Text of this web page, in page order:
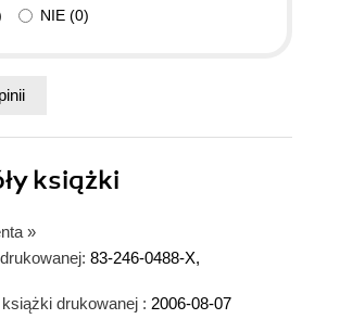
NIE (0)
książki
»
83-246-0488-X,
drukowanej : 2006-08-07